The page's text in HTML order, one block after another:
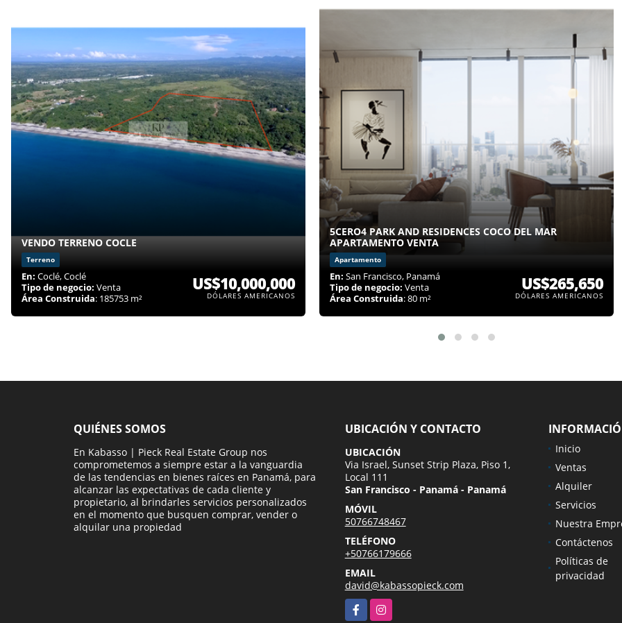
VENDO TERRENO COCLE
Terreno
En: Coclé, Coclé
Tipo de negocio: Venta
Área Construida: 185753 m²
US$10,000,000
DÓLARES AMERICANOS
5CERO4 PARK AND RESIDENCES COCO DEL MAR
APARTAMENTO VENTA
Apartamento
En: San Francisco, Panamá
Tipo de negocio: Venta
Área Construida: 80 m²
US$265,650
DÓLARES AMERICANOS
QUIÉNES SOMOS
En Kabasso | Pieck Real Estate Group nos
comprometemos a siempre estar a la vanguardia
de las tendencias en bienes raíces en Panamá, para
alcanzar las expectativas de cada cliente y
propietario, al brindarles servicios personalizados
en el momento que busquen comprar, vender o
alquilar una propiedad
UBICACIÓN Y CONTACTO
UBICACIÓN
Via Israel, Sunset Strip Plaza, Piso 1,
Local 111
San Francisco - Panamá - Panamá
MÓVIL
50766748467
TELÉFONO
+50766179666
EMAIL
david@kabassopieck.com
FacebookInstagram
Inicio
Ventas
Alquiler
Servicios
Nuestra
Contáctenos
Políticas de
privacidad